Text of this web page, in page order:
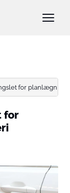
for planlægning
for